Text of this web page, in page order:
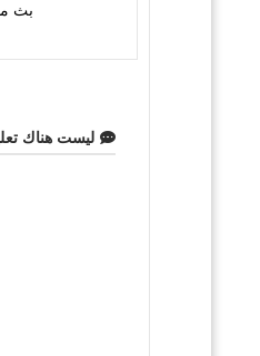
بث
ليست هناك